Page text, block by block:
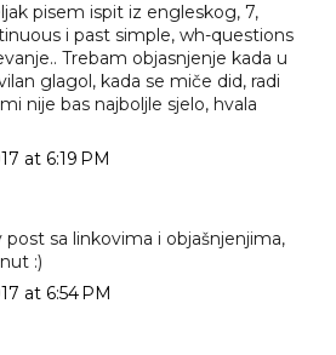
pisem ispit iz engleskog, 7,
i past simple, wh-questions
Trebam objasnjenje kada u
glagol, kada se miče did, radi
nije bas najboljle sjelo, hvala
at 6:19 PM
sa linkovima i objašnjenjima,
:)
at 6:54 PM